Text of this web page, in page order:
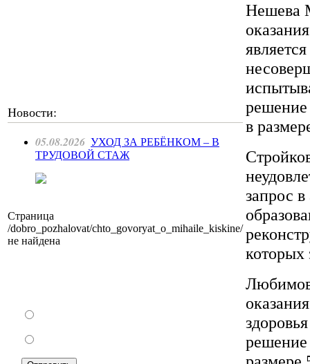
Новости:
05.08.2026 УХОД ЗА РЕБЁНКОМ – В
ТРУДОВОЙ СТАЖ
Страница
/dobro_pozhalovat/chto_govoryat_o_mihaile_kiskine/
не найдена
Нешева
решение
в
запрос